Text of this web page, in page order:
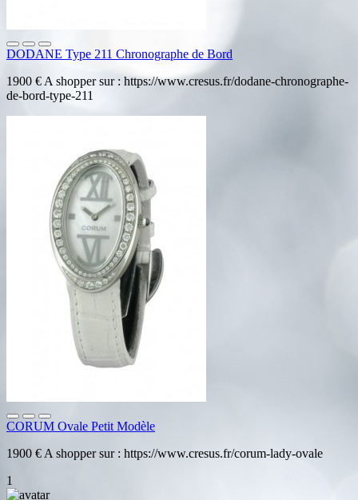
DODANE Type 211 Chronographe de Bord
1900 € A shopper sur : https://www.cresus.fr/dodane-chronographe-
de-bord-type-211
CORUM Ovale Petit Modèle
1900 € A shopper sur : https://www.cresus.fr/corum-lady-ovale
1